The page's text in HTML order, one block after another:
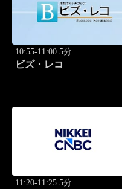
10:55-11:00 5分
ビズ・レコ
11:20-11:25 5分